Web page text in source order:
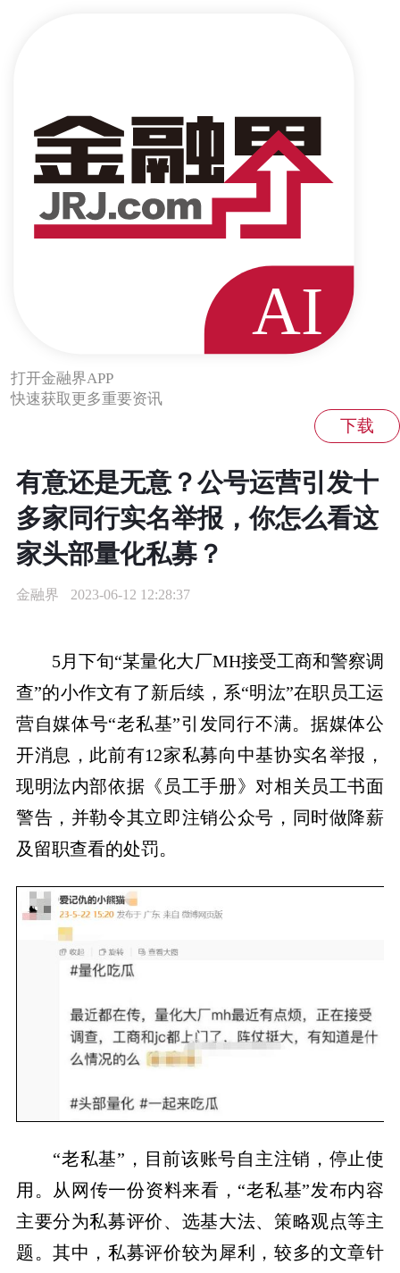
打开金融界APP
快速获取更多重要资讯
有意还是无意？公号运营引发十
多家同行实名举报，你怎么看这
家头部量化私募？
金融界 2023-06-12 12:28:37
5月下旬“某量化大厂MH接受工商和警察调
查”的小作文有了新后续，系“明汯”在职员工运
营自媒体号“老私基”引发同行不满。据媒体公
开消息，此前有12家私募向中基协实名举报，
现明汯内部依据《员工手册》对相关员工书面
警告，并勒令其立即注销公众号，同时做降薪
及留职查看的处罚。
“老私基”，目前该账号自主注销，停止使
用。从网传一份资料来看，“老私基”发布内容
主要分为私募评价、选基大法、策略观点等主
题。其中，私募评价较为犀利，较多的文章针